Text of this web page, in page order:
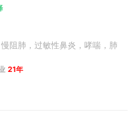
阻肺，过敏性鼻炎，哮喘，肺
21年